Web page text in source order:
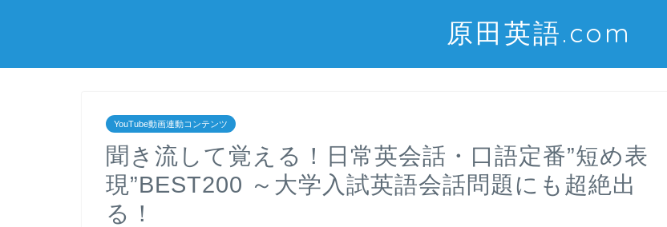
原田英語.com
YouTube動画連動コンテンツ
聞き流して覚える！日常英会話・口語定番”短め表
現”BEST200 ～大学入試英語会話問題にも超絶出
る！